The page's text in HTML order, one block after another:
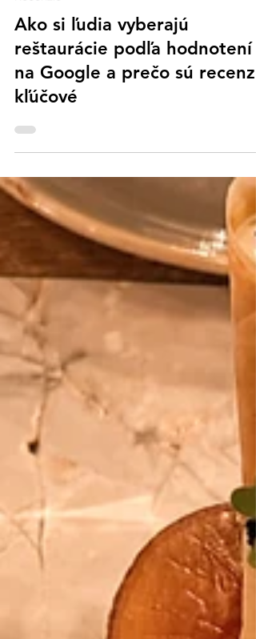
Just Zuzana
Jan 28
3 minút čítania
na Google a prečo sú
kľúčové